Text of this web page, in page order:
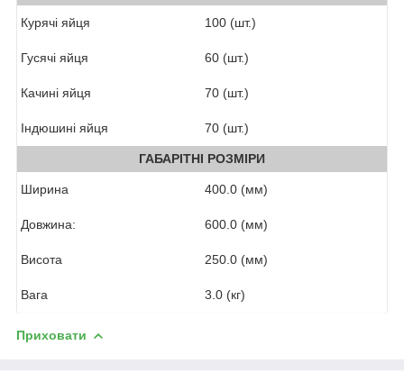
Курячі яйця 100 (шт.)
Гусячі яйця 60 (шт.)
Качині яйця 70 (шт.)
Індюшині яйця 70 (шт.)
ГАБАРІТНІ РОЗМІРИ
Ширина 400.0 (мм)
Довжина: 600.0 (мм)
Висота 250.0 (мм)
Вага 3.0 (кг)
Приховати